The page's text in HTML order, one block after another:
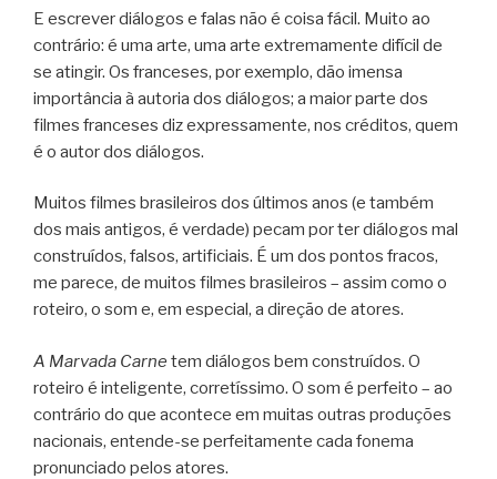
E escrever diálogos e falas não é coisa fácil. Muito ao
contrário: é uma arte, uma arte extremamente difícil de
se atingir. Os franceses, por exemplo, dão imensa
importância à autoria dos diálogos; a maior parte dos
filmes franceses diz expressamente, nos créditos, quem
é o autor dos diálogos.
Muitos filmes brasileiros dos últimos anos (e também
dos mais antigos, é verdade) pecam por ter diálogos mal
construídos, falsos, artificiais. É um dos pontos fracos,
me parece, de muitos filmes brasileiros – assim como o
roteiro, o som e, em especial, a direção de atores.
A Marvada Carne tem diálogos bem construídos. O
roteiro é inteligente, corretíssimo. O som é perfeito – ao
contrário do que acontece em muitas outras produções
nacionais, entende-se perfeitamente cada fonema
pronunciado pelos atores.